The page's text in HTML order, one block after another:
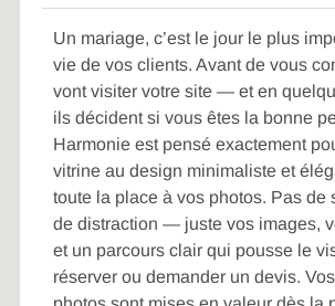
Un mariage, c’est le jour le plus
vie de vos clients. Avant de vous
vont visiter votre site — et en
ils décident si vous êtes la bonne
Harmonie est pensé exactement
vitrine au design minimaliste et
toute la place à vos photos. Pas de
de distraction — juste vos images,
et un parcours clair qui pousse le
réserver ou demander un devis.